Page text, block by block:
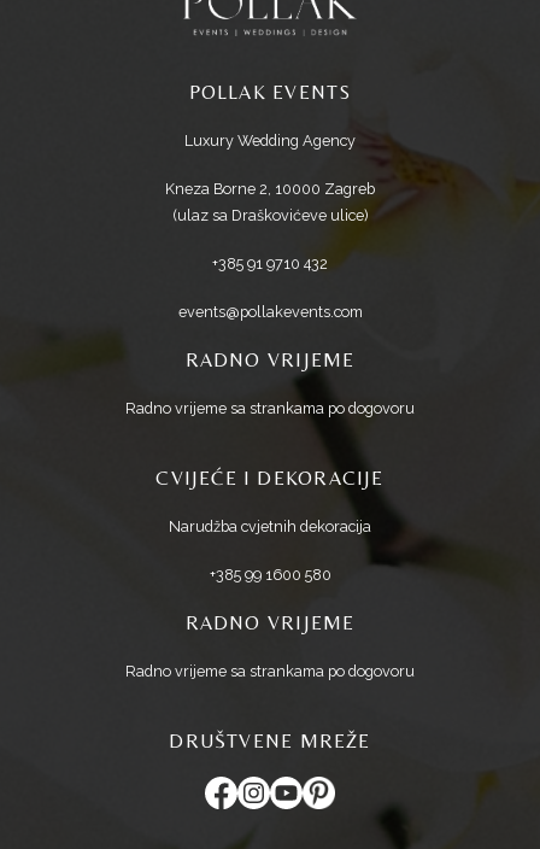
POLLAK EVENTS
Luxury Wedding Agency
Kneza Borne 2, 10000 Zagreb
(ulaz sa Draškovićeve ulice)
+385 91 9710 432
events@pollakevents.com
RADNO VRIJEME
Radno vrijeme sa strankama po dogovoru
CVIJEĆE I DEKORACIJE
Narudžba cvjetnih dekoracija
+385 99 1600 580
RADNO VRIJEME
Radno vrijeme sa strankama po dogovoru
DRUŠTVENE MREŽE